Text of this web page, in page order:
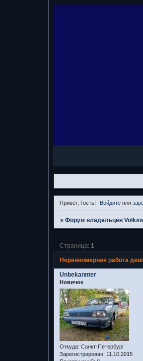
Привет, Гость! Войдите или
» Форум владельцев
Неравномерная работа
Страница: 1
Unbekannter
Новичок
Откуда: Санкт-Петербург
Зарегистрирован: 11.10.2015